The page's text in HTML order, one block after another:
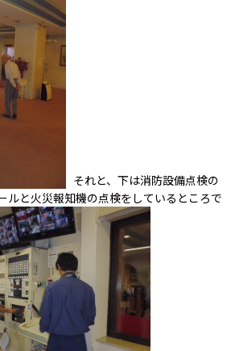
それと、下は消防設備点検の
ルと火災報知機の点検をしているところで